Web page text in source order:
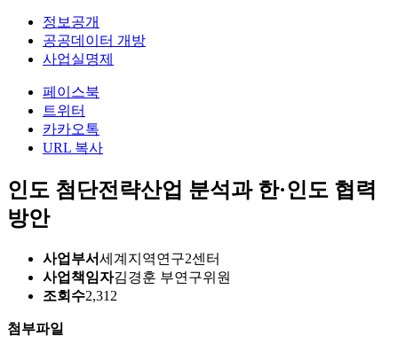
정보공개
공공데이터 개방
사업실명제
페이스북
트위터
카카오톡
URL 복사
인도 첨단전략산업 분석과 한·인도 협력
방안
사업부서세계지역연구2센터
사업책임자김경훈 부연구위원
조회수2,312
첨부파일